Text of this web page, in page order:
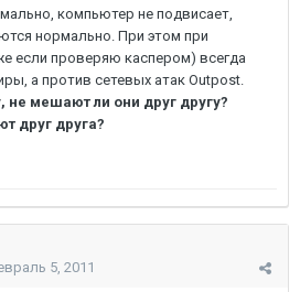
компьютер не подвисает,
нормально. При этом при
если проверяю каспером) всегда
а против сетевых атак Outpost.
мешают ли они друг другу?
друг друга?
5, 2011